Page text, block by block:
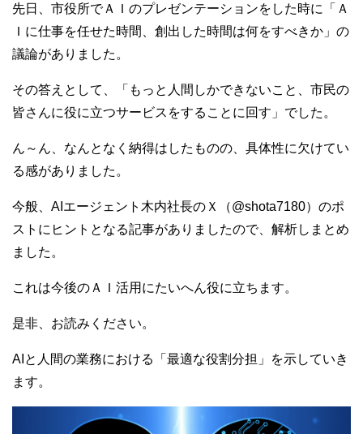
先日、市役所でＡＩのプレゼンテーションをした時に「Ａ
Ｉに仕事を任せた時間、創出した時間は何をすべきか」の
議論がありました。
その答えとして、「もっと人間しかできないこと、市民の
皆さんに役に立つサービスをすることに回す」でした。
ん～ん、なんとなく納得はしたものの、具体性に欠けてい
る感がありました。
今般、AIエージェント木内社長のＸ（@shota7180）のポ
ストにヒントとなる記事がありましたので、解析しまとめ
ました。
これは今後のＡＩ活用にたいへん役に立ちます。
是非、お読みください。
AIと人間の業務における「最適な役割分担」を示していき
ます。